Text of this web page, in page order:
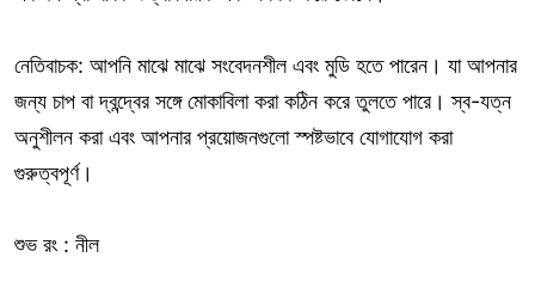
নেতিবাচক: আপনি মাঝে মাঝে সংবেদনশীল এবং মুডি হতে পারেন। যা আপনার
জন্য চাপ বা দ্বন্দ্বের সঙ্গে মোকাবিলা করা কঠিন করে তুলতে পারে। স্ব-যত্ন
অনুশীলন করা এবং আপনার প্রয়োজনগুলো স্পষ্টভাবে যোগাযোগ করা
গুরুত্বপূর্ণ।
শুভ রং : নীল